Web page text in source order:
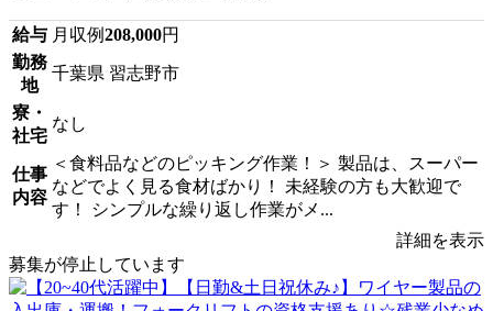
給与 月収例208,000円
勤務
地
千葉県 習志野市
寮・
社宅
なし
仕事
内容
＜食料品などのピッキング作業！＞ 製品は、スーパー
などでよく見る食材ばかり！ 未経験の方も大歓迎で
す！ シンプルな繰り返し作業がメ...
詳細を表示
募集が停止しています